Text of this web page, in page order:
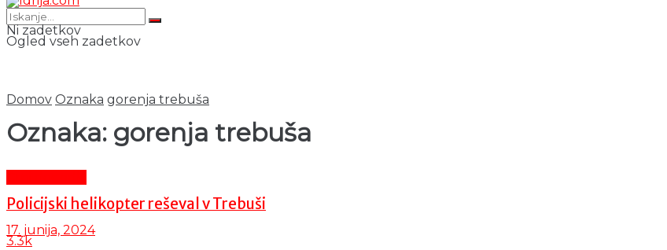
Ni zadetkov
Ogled vseh zadetkov
Domov Oznaka gorenja trebuša
Oznaka: gorenja trebuša
Policijski helikopter reševal v Trebuši
17. junija, 2024
3.3k